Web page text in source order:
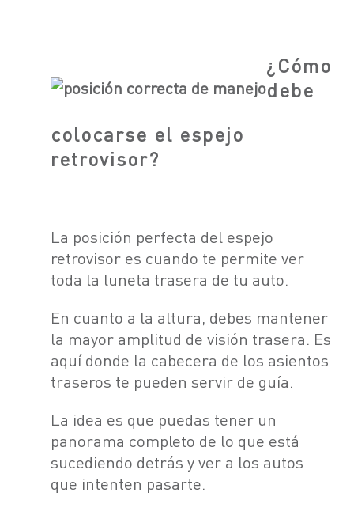
¿Cómo
debe
colocarse el espejo
retrovisor?
La posición perfecta del espejo
retrovisor es cuando te permite ver
toda la luneta trasera de tu auto.
En cuanto a la altura, debes mantener
la mayor amplitud de visión trasera. Es
aquí donde la cabecera de los asientos
traseros te pueden servir de guía.
La idea es que puedas tener un
panorama completo de lo que está
sucediendo detrás y ver a los autos
que intenten pasarte.